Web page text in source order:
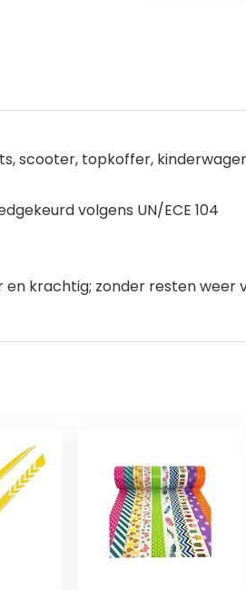
scooter, topkoffer,
volgens UN/ECE 104
krachtig; zonder resten weer